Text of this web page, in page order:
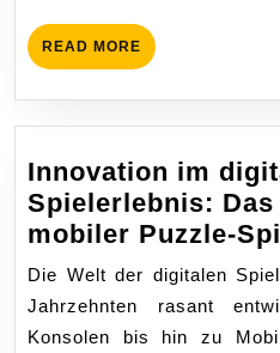
READ MORE READ
MORE
Innovation im
Spielerlebnis: Das
mobiler Puzzle-
Die Welt der digitalen
Jahrzehnten rasant
Konsolen bis hin zu